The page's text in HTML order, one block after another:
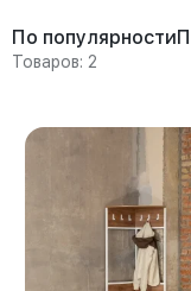
По популярности
Товаров: 2